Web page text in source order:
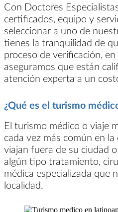
Con Doctores
certificados, equipo y
seleccionar a uno de
tienes la tranquilidad de
proceso de verificación, en
aseguramos que están
atención experta a un
¿Qué es el turismo
El turismo médico o viaje
cada vez más común en
viajan fuera de su ciudad
algún tipo tratamiento,
médica especializada que
localidad.